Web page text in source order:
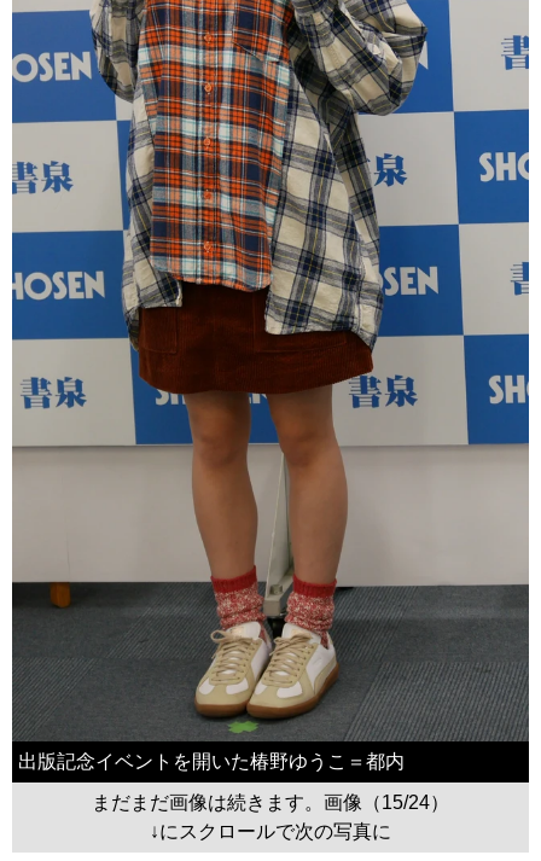
出版記念イベントを開いた椿野ゆうこ＝都内
まだまだ画像は続きます。画像（15/24）
↓にスクロールで次の写真に